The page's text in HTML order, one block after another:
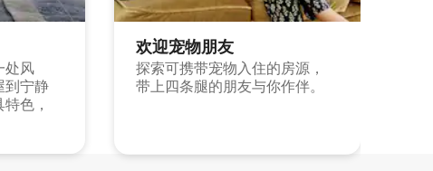
处风
到宁静
色，
欢迎宠物朋友
探索可携带宠物入住的房源，
带上四条腿的朋友与你作伴。